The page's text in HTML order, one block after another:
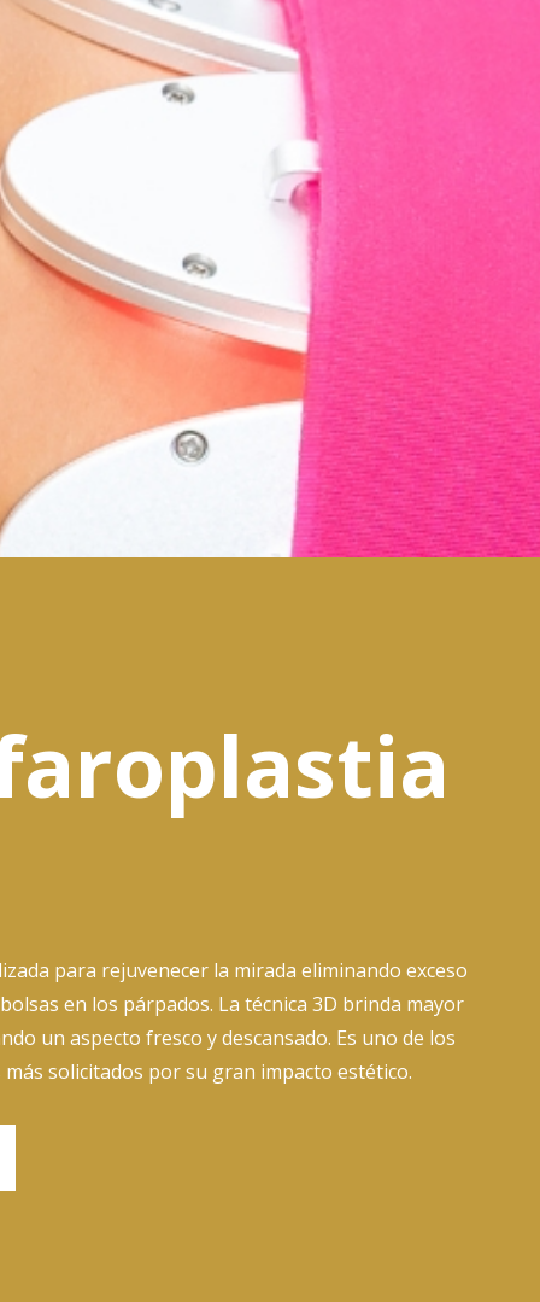
para rejuvenecer la mirada eliminando exceso
en los párpados. La técnica 3D brinda mayor
un aspecto fresco y descansado. Es uno de los
solicitados por su gran impacto estético.